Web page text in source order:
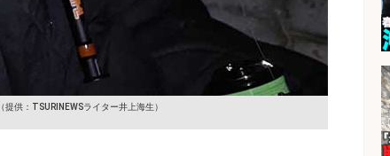
（提供：TSURINEWSライター井上海生）